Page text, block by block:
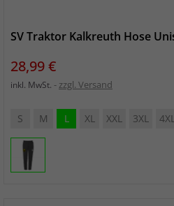
SV Traktor Kalkreuth Hose
Preis
28,99 €
inkl. MwSt. zzgl. Versand
S M L XL XXL 3XL